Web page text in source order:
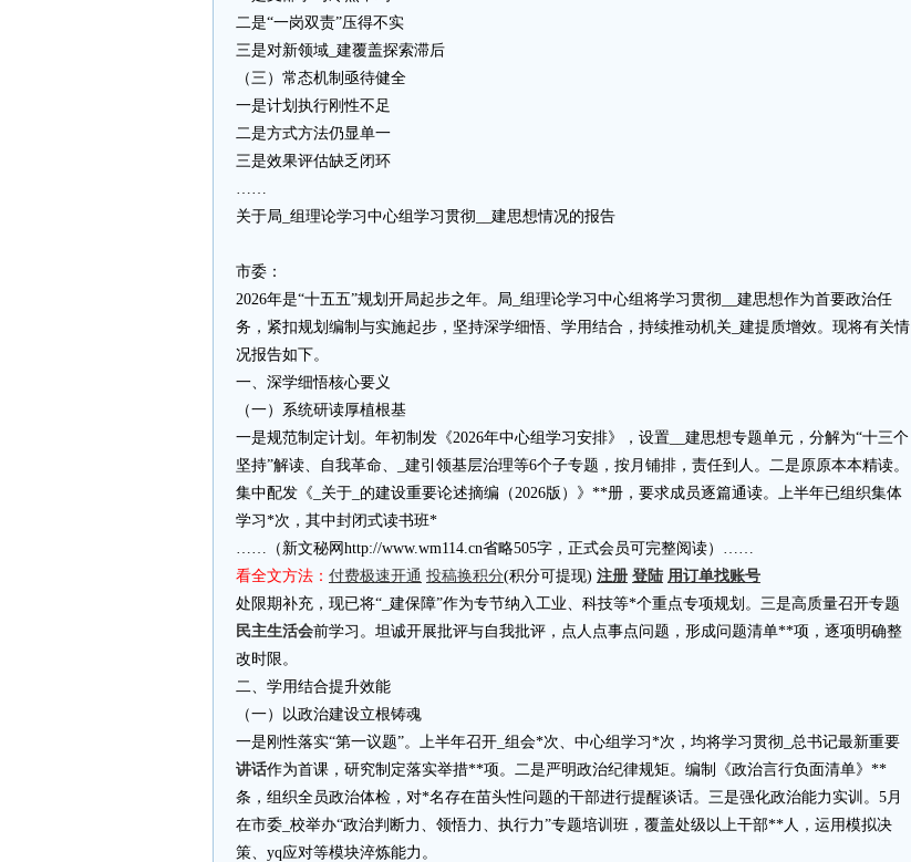
二是“一岗双责”压得不实
三是对新领域_建覆盖探索滞后
（三）常态机制亟待健全
一是计划执行刚性不足
二是方式方法仍显单一
三是效果评估缺乏闭环
……
关于局_组理论学习中心组学习贯彻__建思想情况的报告
市委：
2026年是“十五五”规划开局起步之年。局_组理论学习中心组将学习贯彻__建思想作为首要政治任
务，紧扣规划编制与实施起步，坚持深学细悟、学用结合，持续推动机关_建提质增效。现将有关情
况报告如下。
一、深学细悟核心要义
（一）系统研读厚植根基
一是规范制定计划。年初制发《2026年中心组学习安排》，设置__建思想专题单元，分解为“十三个
坚持”解读、自我革命、_建引领基层治理等6个子专题，按月铺排，责任到人。二是原原本本精读。
集中配发《_关于_的建设重要论述摘编（2026版）》**册，要求成员逐篇通读。上半年已组织集体
学习*次，其中封闭式读书班*
……（新文秘网http://www.wm114.cn省略505字，正式会员可完整阅读）……
看全文方法： 付费极速开通 投稿换积分(积分可提现) 注册 登陆 用订单找账号
处限期补充，现已将“_建保障”作为专节纳入工业、科技等*个重点专项规划。三是高质量召开专题
民主生活会前学习。坦诚开展批评与自我批评，点人点事点问题，形成问题清单**项，逐项明确整
改时限。
二、学用结合提升效能
（一）以政治建设立根铸魂
一是刚性落实“第一议题”。上半年召开_组会*次、中心组学习*次，均将学习贯彻_总书记最新重要
讲话作为首课，研究制定落实举措**项。二是严明政治纪律规矩。编制《政治言行负面清单》**
条，组织全员政治体检，对*名存在苗头性问题的干部进行提醒谈话。三是强化政治能力实训。5月
在市委_校举办“政治判断力、领悟力、执行力”专题培训班，覆盖处级以上干部**人，运用模拟决
策、yq应对等模块淬炼能力。